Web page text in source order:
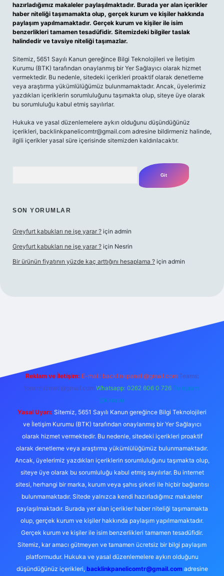
hazırladığımız makaleler paylaşılmaktadır. Burada yer alan içerikler
haber niteliği taşımamakta olup, gerçek kurum ve kişiler hakkında
paylaşım yapılmamaktadır. Gerçek kurum ve kişiler ile isim
benzerlikleri tamamen tesadüfidir. Sitemizdeki bilgiler taslak
halindedir ve tavsiye niteliği taşımazlar.
Sitemiz, 5651 Sayılı Kanun gereğince Bilgi Teknolojileri ve İletişim
Kurumu (BTK) tarafından onaylanmış bir Yer Sağlayıcı olarak hizmet
vermektedir. Bu nedenle, sitedeki içerikleri proaktif olarak denetleme
veya araştırma yükümlülüğümüz bulunmamaktadır. Ancak, üyelerimiz
yazdıkları içeriklerin sorumluluğunu taşımakta olup, siteye üye olarak
bu sorumluluğu kabul etmiş sayılırlar.
Hukuka ve yasal düzenlemelere aykırı olduğunu düşündüğünüz
içerikleri, backlinkpanelicomtr@gmail.com adresine bildirmeniz halinde,
ilgili içerikler yasal süre içerisinde sitemizden kaldırılacaktır.
SON YORUMLAR
Greyfurt kabukları ne işe yarar ? için admin
Greyfurt kabukları ne işe yarar ? için Nesrin
Bir ürünün fiyatının yüzde kaç arttığını hesaplama ? için admin
Reklam ve İletişim: E-mail: backlinkpaneli@gmail.com Teams:
forumhizmeti@gmail.com Whatsapp: 0262 606 0 726 Telegram:
@karabul
Yasal Uyarı: Sitemiz, 5651 Sayılı Kanun gereğince Bilgi Teknolojileri
ve İletişim Kurumu (BTK) tarafından onaylanmış bir Yer Sağlayıcı
olarak hizmet vermektedir. Bu nedenle, sitedeki içerikleri proaktif
olarak denetleme veya araştırma yükümlülüğümüz bulunmamaktadır.
Ancak, üyelerimiz yazdıkları içeriklerin sorumluluğunu taşımakta olup,
siteye üye olarak bu sorumluluğu kabul etmiş sayılırlar. Bu internet
sitesi, herhangi bir marka, kurum veya şahıs şirketi ile hiçbir bağlantısı
bulunmamaktadır. Sitede yalnızca kendi hazırladığımız makaleler
paylaşılmaktadır. Burada yer alan içerikler haber niteliği taşımamakta
olup, gerçek kurum ve kişiler hakkında paylaşım yapılmamaktadır.
Gerçek kurum ve kişiler ile isim benzerlikleri tamamen tesadüfidir.
Sitemiz, kar amacı gütmeyen ve tamamen ücretsiz bir bilgi paylaşım
platformudur. Hukuka ve yasal düzenlemelere aykırı olduğunu
düşündüğünüz içerikleri, backlinkpanelicomtr@gmail.comadresine